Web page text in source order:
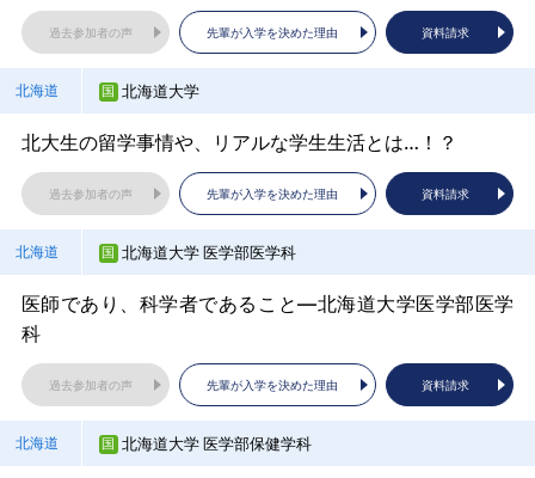
過去参加者の声 先輩が入学を決めた理由 資料請求
北海道 北海道大学
北大生の留学事情や、リアルな学生生活とは…！？
過去参加者の声 先輩が入学を決めた理由 資料請求
北海道 北海道大学 医学部医学科
医師であり、科学者であること―北海道大学医学部医学
科
過去参加者の声 先輩が入学を決めた理由 資料請求
北海道 北海道大学 医学部保健学科
岩手県 岩手大学
大学概要・入試説明
過去参加者の声 先輩が入学を決めた理由 資料請求
宮城県 仙台大学
スポーツに強い！ 「好き」を極める仙台大学
過去参加者の声 先輩が入学を決めた理由 資料請求
東北大学全体説明
過去参加者の声 先輩が入学を決めた理由
YOUは何しにグンダイへ？（理工学部学生トークライ
ブ）
群馬県 群馬大学
YOUは何しにグンダイへ？（医学科学生トークライブ）
群馬県
YOUは何しにグンダイへ？（保健学科学生トークライ
ブ）
福井県 福井大学
教育学部の学部情報！入試情報！満載！！
過去参加者の声 先輩が入学を決めた理由 資料請求
福井県 福井大学
医学部医学科・看護学科の学部情報！入試情報！満
載！！
福井県 福井大学
工学部の学部情報！入試情報！満載！！
名古屋大学 農学部
名古屋大学の農学で切り拓く未来の食・健康・環境
名古屋大学文学部
文学部で身につく力－膨大な情報から自分のテーマを！
愛知県 名古屋工業大学
名古屋工業大学の勧め
過去参加者の声 先輩が入学を決めた理由 資料請求
京都府 京都外国語大学
外国語学部と国際貢献学部の違いって何？
過去参加者の声 先輩が入学を決めた理由 資料請求
京都府 京都教育大学
先生になりたい―それはかなう夢
京都府 京都工芸繊維大学
入試説明会では聞けない理系のキャンパスライフ！
広島県 広島修道大学
大学概要説明～挑戦の先に、新しい道がある～
過去参加者の声 先輩が入学を決めた理由 資料請求
山口県 山陽小野田市立山口東京理科大学
大学説明会～公立大学で学ぶ「工学部」「薬学部」～
過去参加者の声 先輩が入学を決めた理由 資料請求
山口大学経済学部ならではの魅力をお伝えします
過去参加者の声 先輩が入学を決めた理由